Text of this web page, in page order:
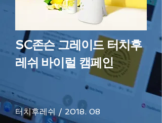
SC존슨 그레이드 터치후
레쉬 바이럴 캠페인
터치후레쉬 / 2018. 08